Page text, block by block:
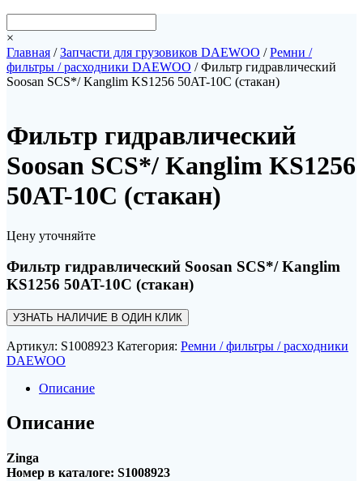
×
Главная /Запчасти для грузовиков DAEWOO /Ремни /
фильтры / расходники DAEWOO / Фильтр гидравлический
Soosan SCS*/ Kanglim KS1256 50AT-10C (стакан)
Фильтр гидравлический
Soosan SCS*/ Kanglim KS1256
50AT-10C (стакан)
Цену уточняйте
Фильтр гидравлический Soosan SCS*/ Kanglim
KS1256 50AT-10C (стакан)
УЗНАТЬ НАЛИЧИЕ В ОДИН КЛИК
Артикул: S1008923 Категория: Ремни / фильтры / расходники
DAEWOO
Описание
Описание
Zinga
Номер в каталоге: S1008923